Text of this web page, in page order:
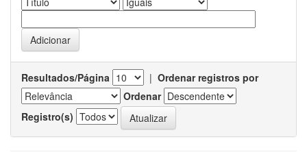
Resultados/Página | Ordenar registros por
Ordenar
Registro(s)